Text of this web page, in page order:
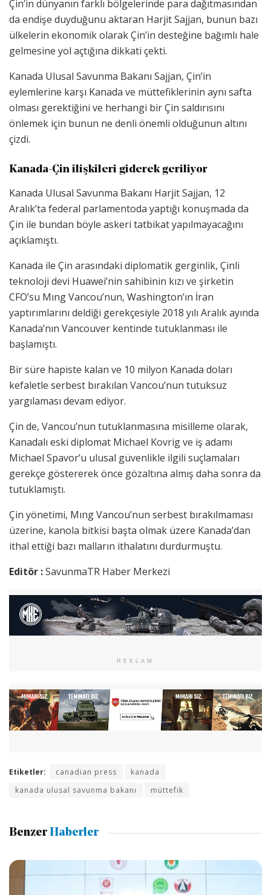
Çin’in dünyanın farklı bölgelerinde para dağıtmasından
da endişe duyduğunu aktaran Harjit Sajjan, bunun bazı
ülkelerin ekonomik olarak Çin’in desteğine bağımlı hale
gelmesine yol açtığına dikkati çekti.
Kanada Ulusal Savunma Bakanı Sajjan, Çin’in
eylemlerine karşı Kanada ve müttefiklerinin aynı safta
olması gerektiğini ve herhangi bir Çin saldırısını
önlemek için bunun ne denli önemli olduğunun altını
çizdi.
Kanada-Çin ilişkileri giderek geriliyor
Kanada Ulusal Savunma Bakanı Harjit Sajjan, 12
Aralık’ta federal parlamentoda yaptığı konuşmada da
Çin ile bundan böyle askeri tatbikat yapılmayacağını
açıklamıştı.
Kanada ile Çin arasındaki diplomatik gerginlik, Çinli
teknoloji devi Huawei’nin sahibinin kızı ve şirketin
CFO’su Mıng Vancou’nun, Washington’ın İran
yaptırımlarını deldiği gerekçesiyle 2018 yılı Aralık ayında
Kanada’nın Vancouver kentinde tutuklanması ile
başlamıştı.
Bir süre hapiste kalan ve 10 milyon Kanada doları
kefaletle serbest bırakılan Vancou’nun tutuksuz
yargılaması devam ediyor.
Çin de, Vancou’nun tutuklanmasına misilleme olarak,
Kanadalı eski diplomat Michael Kovrig ve iş adamı
Michael Spavor’u ulusal güvenlikle ilgili suçlamaları
gerekçe göstererek önce gözaltına almış daha sonra da
tutuklamıştı.
Çin yönetimi, Mıng Vancou’nun serbest bırakılmaması
üzerine, kanola bitkisi başta olmak üzere Kanada’dan
ithal ettiği bazı malların ithalatını durdurmuştu.
Editör :SavunmaTR Haber Merkezi
REKLAM
Etiketler: canadian press
kanada
kanada ulusal savunma bakanı
müttefik
Benzer Haberler